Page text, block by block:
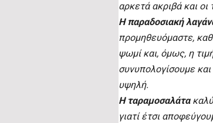
αρκετά ακριβά και
Η παραδοσιακή
προμηθευόμαστε,
ψωμί και, όμως, η
συνυπολογίσουμε
υψηλή.
Η ταραμοσαλάτα
γιατί έτσι